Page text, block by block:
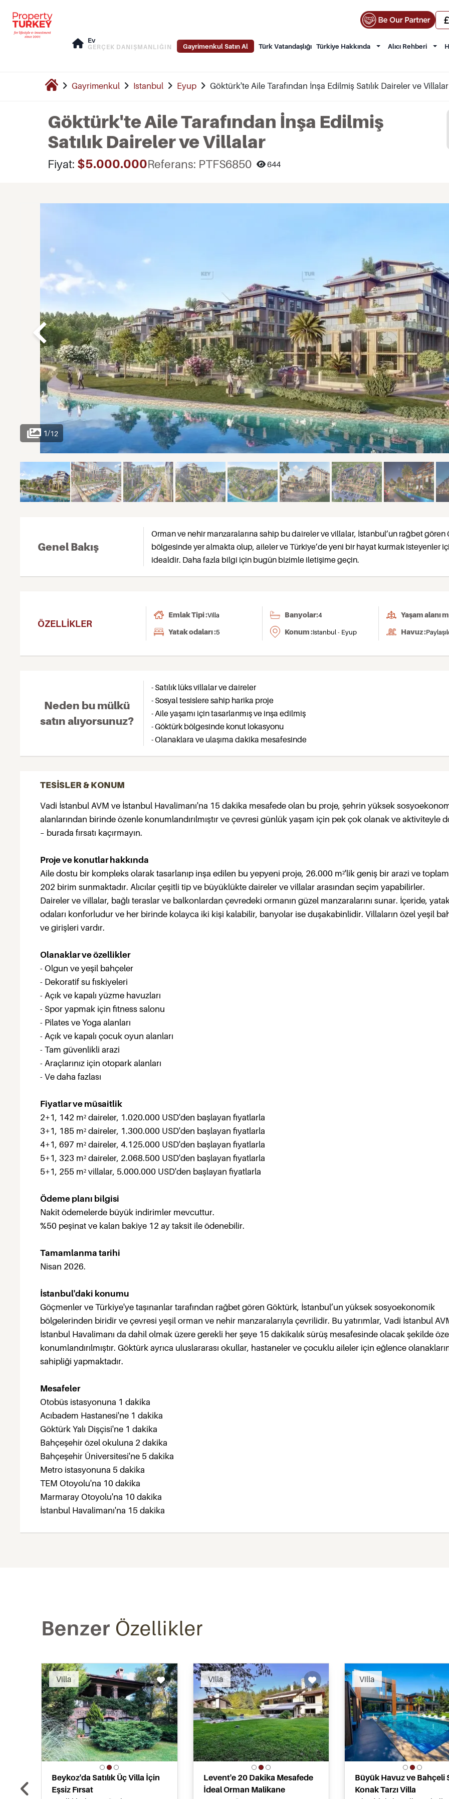
Ev
GERÇEK DANIŞMANLIĞIN Gayrimenkul Satın Al Türk Vatandaşlığı Türkiye Hakkında Alıcı Rehberi
Gayrimenkul Istanbul Eyup Göktürk'te Aile Tarafından İnşa Edilmiş Satılık Daireler ve Villalar
Göktürk'te Aile Tarafından İnşa Edilmiş
Satılık Daireler ve Villalar
Fiyat: $5.000.000Referans: PTFS6850 644
1/12
Genel Bakış
Orman ve nehir manzaralarına sahip bu daireler ve villalar, İstanbul’un rağbet gören
bölgesinde yer almakta olup, aileler ve Türkiye’de yeni bir hayat kurmak isteyenler
idealdir. Daha fazla bilgi için bugün bizimle iletişime geçin.
ÖZELLIKLER
Emlak Tipi :Villa
Yatak odaları :5
Banyolar:4
Konum :Istanbul - Eyup
Yaşam alanı
Havuz :
Neden bu mülkü
satın alıyorsunuz?
- Satılık lüks villalar ve daireler
- Sosyal tesislere sahip harika proje
- Aile yaşamı için tasarlanmış ve inşa edilmiş
- Göktürk bölgesinde konut lokasyonu
- Olanaklara ve ulaşıma dakika mesafesinde
TESİSLER & KONUM
Vadi İstanbul AVM ve İstanbul Havalimanı'na 15 dakika mesafede olan bu proje, şehrin yüksek
alanlarından birinde özenle konumlandırılmıştır ve çevresi günlük yaşam için pek çok olanak ve aktiviteyle
– burada fırsatı kaçırmayın.
Proje ve konutlar hakkında
Aile dostu bir kompleks olarak tasarlanıp inşa edilen bu yepyeni proje, 26.000 m²'lik geniş bir arazi ve
202 birim sunmaktadır. Alıcılar çeşitli tip ve büyüklükte daireler ve villalar arasından seçim yapabilirler.
Daireler ve villalar, bağlı teraslar ve balkonlardan çevredeki ormanın güzel manzaralarını sunar. İçeride,
odaları konforludur ve her birinde kolayca iki kişi kalabilir, banyolar ise duşakabinlidir. Villaların özel yeşil
ve girişleri vardır.
Olanaklar ve özellikler
- Olgun ve yeşil bahçeler
- Dekoratif su fıskiyeleri
- Açık ve kapalı yüzme havuzları
- Spor yapmak için fitness salonu
- Pilates ve Yoga alanları
- Açık ve kapalı çocuk oyun alanları
- Tam güvenlikli arazi
- Araçlarınız için otopark alanları
- Ve daha fazlası
Fiyatlar ve müsaitlik
2+1, 142 m² daireler, 1.020.000 USD'den başlayan fiyatlarla
3+1, 185 m² daireler, 1.300.000 USD'den başlayan fiyatlarla
4+1, 697 m² daireler, 4.125.000 USD'den başlayan fiyatlarla
5+1, 323 m² daireler, 2.068.500 USD'den başlayan fiyatlarla
5+1, 255 m² villalar, 5.000.000 USD'den başlayan fiyatlarla
Ödeme planı bilgisi
Nakit ödemelerde büyük indirimler mevcuttur.
%50 peşinat ve kalan bakiye 12 ay taksit ile ödenebilir.
Tamamlanma tarihi
Nisan 2026.
İstanbul'daki konumu
Göçmenler ve Türkiye'ye taşınanlar tarafından rağbet gören Göktürk, İstanbul’un yüksek sosyoekonomik
bölgelerinden biridir ve çevresi yeşil orman ve nehir manzaralarıyla çevrilidir. Bu yatırımlar, Vadi İstanbul
İstanbul Havalimanı da dahil olmak üzere gerekli her şeye 15 dakikalık sürüş mesafesinde olacak şekilde
konumlandırılmıştır. Göktürk ayrıca uluslararası okullar, hastaneler ve çocuklu aileler için eğlence
sahipliği yapmaktadır.
Mesafeler
Otobüs istasyonuna 1 dakika
Acıbadem Hastanesi'ne 1 dakika
Göktürk Yalı Dişçisi'ne 1 dakika
Bahçeşehir özel okuluna 2 dakika
Bahçeşehir Üniversitesi'ne 5 dakika
Metro istasyonuna 5 dakika
TEM Otoyolu'na 10 dakika
Marmaray Otoyolu'na 10 dakika
İstanbul Havalimanı'na 15 dakika
Benzer Özellikler
Villa
Recommended
Beykoz'da Satılık Üç Villa İçin
Eşsiz Fırsat
Villa
Recommended
Levent'e 20 Dakika Mesafede
İdeal Orman Malikane
Villa
Büyük Havuz ve Bahçeli
Konak Tarzı Villa